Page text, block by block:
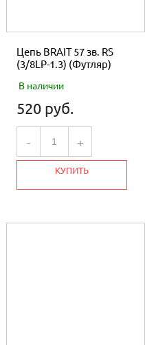
Цепь BRAIT 57 зв. RS
(3/8LP-1.3) (Футляр)
В наличии
520 руб.
- +
КУПИТЬ